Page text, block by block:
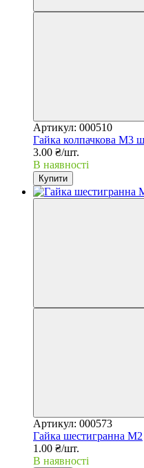
Артикул: 000510
Гайка колпачкова М3
3.00 ₴/шт.
В наявності
Купити
Артикул: 000573
Гайка шестигранна М2
1.00 ₴/шт.
В наявності